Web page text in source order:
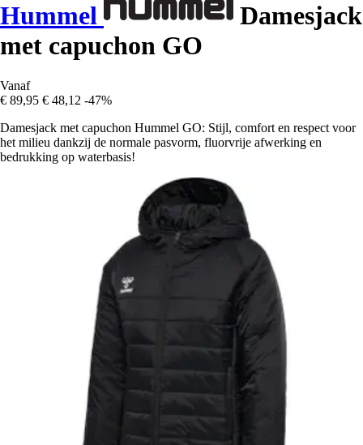
Hummel
Damesjack
met capuchon GO
Vanaf
€ 89,95 € 48,12 -47%
Damesjack met capuchon Hummel GO: Stijl, comfort en respect voor
het milieu dankzij de normale pasvorm, fluorvrije afwerking en
bedrukking op waterbasis!